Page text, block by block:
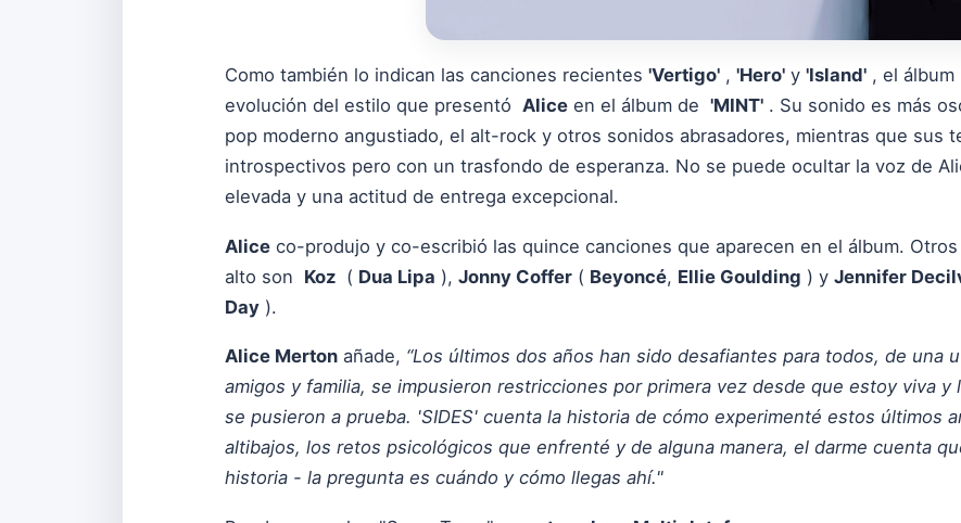
Como también lo indican las canciones recientes 'Vertigo' , 'Hero' y 'Island' , el álbum
evolución del estilo que presentó Alice en el álbum de 'MINT' . Su sonido es más
pop moderno angustiado, el alt-rock y otros sonidos abrasadores, mientras que sus
introspectivos pero con un trasfondo de esperanza. No se puede ocultar la voz de
elevada y una actitud de entrega excepcional.
Alice co-produjo y co-escribió las quince canciones que aparecen en el álbum.
alto son Koz ( Dua Lipa ), Jonny Coffer ( Beyoncé, Ellie Goulding ) y Jennifer
Day ).
Alice Merton añade, “Los últimos dos años han sido desafiantes para todos, de una
amigos y familia, se impusieron restricciones por primera vez desde que estoy viva
se pusieron a prueba. 'SIDES' cuenta la historia de cómo experimenté estos últimos
altibajos, los retos psicológicos que enfrenté y de alguna manera, el darme cuenta
historia - la pregunta es cuándo y cómo llegas ahí."